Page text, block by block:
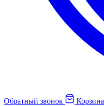
Обратный звонок Корзина